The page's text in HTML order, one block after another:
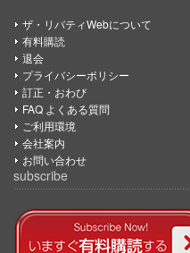
ザ・リバティWebについて
有料購読
退会
プライバシーポリシー
訂正・おわび
FAQ よくある質問
ご利用環境
会社案内
お問い合わせ
subscribe